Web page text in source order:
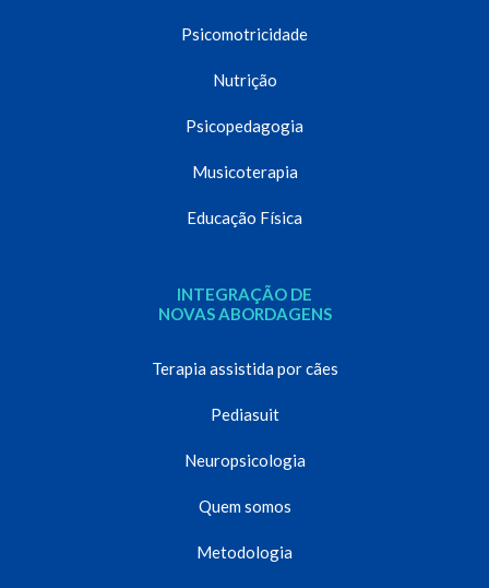
Psicomotricidade
Nutrição
Psicopedagogia
Musicoterapia
Educação Física
INTEGRAÇÃO DE
NOVAS ABORDAGENS
Terapia assistida por cães
Pediasuit
Neuropsicologia
Quem somos
Metodologia